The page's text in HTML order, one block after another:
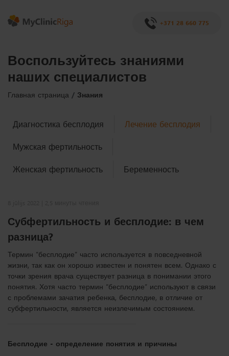
+371 28 660 775
Воспользуйтесь знаниями
наших специалистов
Главная страница Знания
Диагностика бесплодия Лечение бесплодия
Мужская фертильность
Женская фертильность Беременность
Субфертильность и бесплодие: в чем
разница?
Термин “бесплодие” часто используется в повседневной
жизни, так как он хорошо известeн и понятен всем. Однако с
точки зрения врача существует разница в понимании этого
понятия. Хотя часто термин “бесплодие” используют в связи
с проблемами зачатия ребенка, бесплодие, в отличие от
субфертильности, является неизлечимым состоянием.
Бесплодие - определение понятия и причины